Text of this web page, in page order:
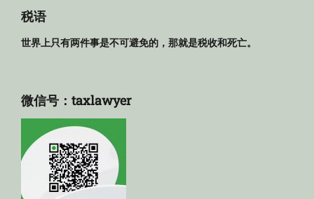
库
税语
世界上只有两件事是不可避免的，那就是税收和死亡。
微信号：taxlawyer